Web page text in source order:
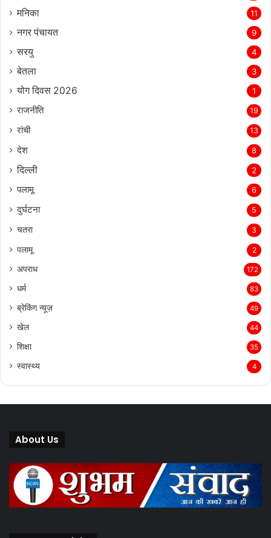
मनिका 11
नगर पंचायत 9
सरयु 4
बेतला 3
योग दिवस 2026 1
राजनीति 19
रांची 13
देश 8
दिल्‍ली 2
पलामू 6
दुर्घटना 5
चतरा 3
पलामू 2
अपराध 172
धर्म 83
ब्रेकिंग न्यूज़ 49
खेल 44
शिक्षा 35
स्वास्थ्य 4
About Us